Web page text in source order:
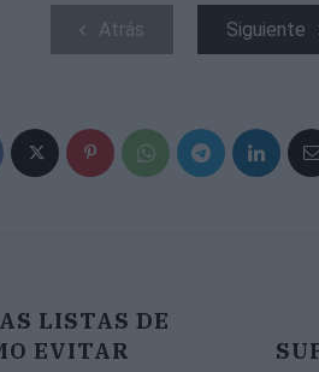
Atrás Siguiente
LISTAS DE
EVITAR